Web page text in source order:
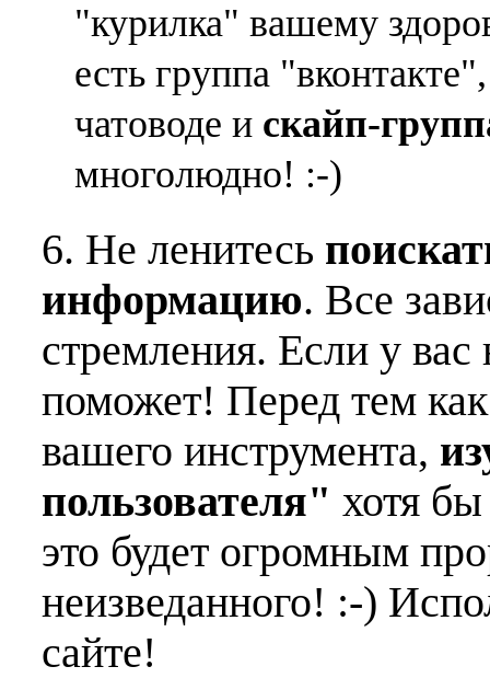
"курилка" вашему
есть группа
чатоводе и скайп-
многолюдно! :-)
6. Не ленитесь
информацию. Все
стремления. Если у
поможет! Перед тем
вашего инструмента,
пользователя" хотя
это будет огромным
неизведанного! :-)
сайте!